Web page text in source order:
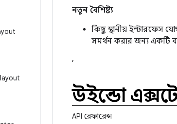
নতুন বৈশিষ্ট্য
কিছু স্থানীয় ইন্টারফেস
সমর্থন করার জন্য একটি
,
উইন্ডো
API রেফারেন্স